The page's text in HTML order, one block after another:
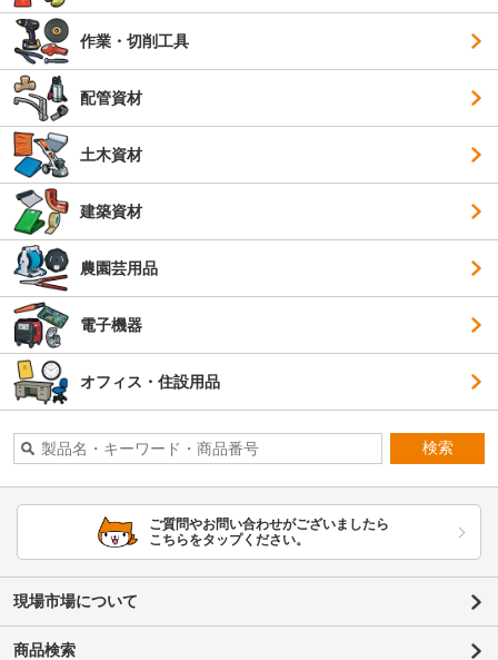
作業・切削工具
配管資材
土木資材
建築資材
農園芸用品
電子機器
オフィス・住設用品
検索
ご質問やお問い合わせがございましたら
こちらをタップください。
現場市場について
商品検索